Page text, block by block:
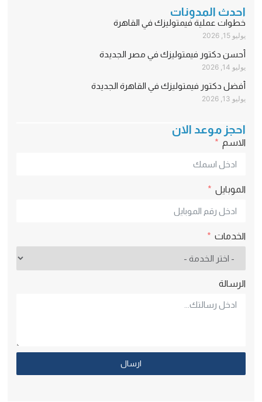
احدث المدونات
خطوات عملية فيمتوليزك في القاهرة
يوليو 15, 2026
أحسن دكتور فيمتوليزك في مصر الجديدة
يوليو 14, 2026
أفضل دكتور فيمتوليزك في القاهرة الجديدة
يوليو 13, 2026
احجز موعد الان
الاسم
الموبايل
الخدمات
الرسالة
ارسال